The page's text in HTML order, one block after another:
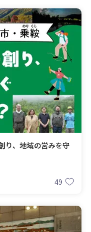
り、地域の営みを守
49